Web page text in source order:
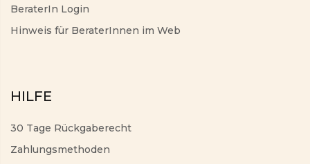
BeraterIn Login
Hinweis für BeraterInnen im Web
HILFE
30 Tage Rückgaberecht
Zahlungsmethoden